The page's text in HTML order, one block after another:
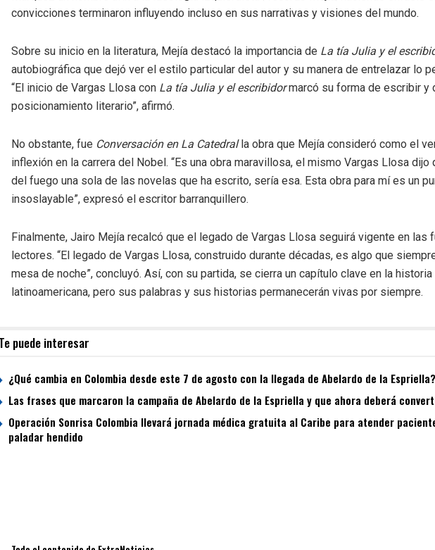
convicciones terminaron influyendo incluso en sus narrativas y visiones del mundo.
Sobre su inicio en la literatura, Mejía destacó la importancia de La tía Julia y el
autobiográfica que dejó ver el estilo particular del autor y su manera de entrelazar lo
“El inicio de Vargas Llosa con La tía Julia y el escribidormarcó su forma de escribir y
posicionamiento literario”, afirmó.
No obstante, fue Conversación en La Catedralla obra que Mejía consideró como el
inflexión en la carrera del Nobel. “Es una obra maravillosa, el mismo Vargas Llosa
del fuego una sola de las novelas que ha escrito, sería esa. Esta obra para mí es un
insoslayable”, expresó el escritor barranquillero.
Finalmente, Jairo Mejía recalcó que el legado de Vargas Llosa seguirá vigente en las
lectores. “El legado de Vargas Llosa, construido durante décadas, es algo que
mesa de noche”, concluyó. Así, con su partida, se cierra un capítulo clave en la
latinoamericana, pero sus palabras y sus historias permanecerán vivas por siempre.
Te puede interesar
¿Qué cambia en Colombia desde este 7 de agosto con la llegada de Abelardo de la Espriella?
Las frases que marcaron la campaña de Abelardo de la Espriella y que ahora deberá
Operación Sonrisa Colombia llevará jornada médica gratuita al Caribe para atender
paladar hendido